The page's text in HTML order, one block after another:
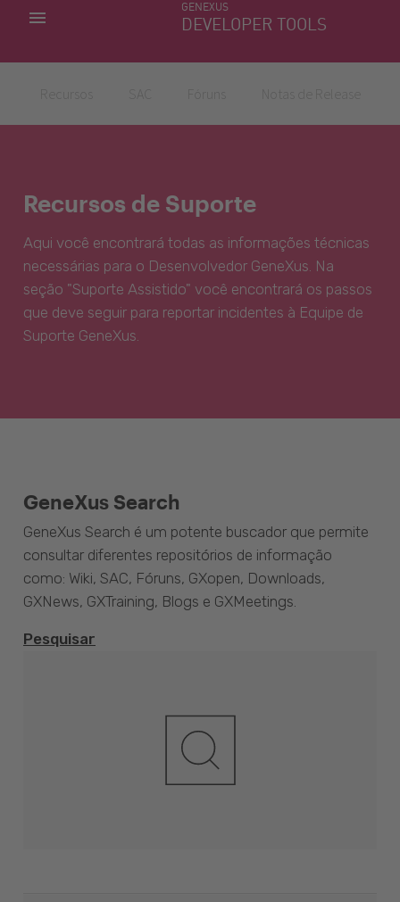
GENEXUS
DEVELOPER TOOLS
MINHAS APLICACÕES
Recursos de Suporte
Aqui você encontrará todas as informações técnicas
necessárias para o Desenvolvedor GeneXus. Na
seção "Suporte Assistido" você encontrará os passos
que deve seguir para reportar incidentes à Equipe de
Suporte GeneXus.
GeneXus Search
GeneXus Search é um potente buscador que permite
consultar diferentes repositórios de informação
como: Wiki, SAC, Fóruns, GXopen, Downloads,
GXNews, GXTraining, Blogs e GXMeetings.
Pesquisar